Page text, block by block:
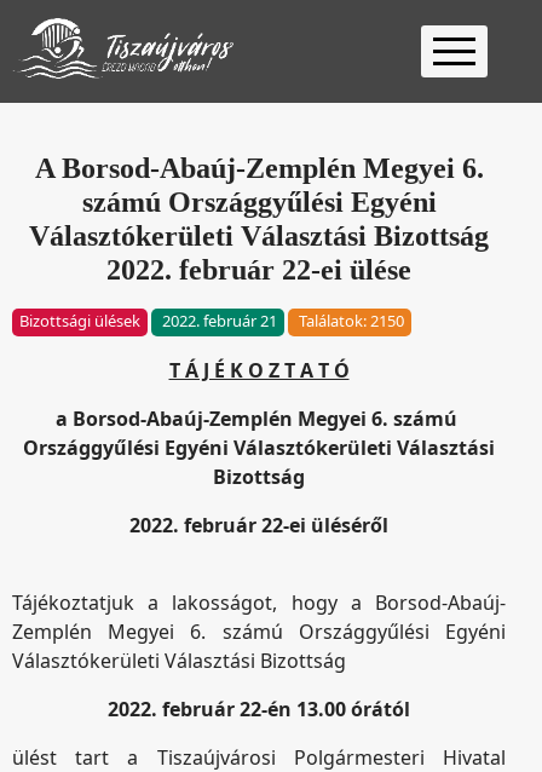
Kezdőlap
Ügyfélfogadás
Ügyintézés
Választás
2026
A Borsod-Abaúj-Zemplén Megyei 6.
számú Országgyűlési Egyéni
Választókerületi Választási Bizottság
2022. február 22-ei ülése
Bizottsági ülések 2022. február 21 Találatok: 2150
T Á J É K O Z T A T Ó
a Borsod-Abaúj-Zemplén Megyei 6. számú
Országgyűlési Egyéni Választókerületi Választási
Bizottság
2022. február 22-ei üléséről
Tájékoztatjuk a lakosságot, hogy a Borsod-Abaúj-
Zemplén Megyei 6. számú Országgyűlési Egyéni
Választókerületi Választási Bizottság
2022. február 22-én 13.00 órától
ülést tart a Tiszaújvárosi Polgármesteri Hivatal